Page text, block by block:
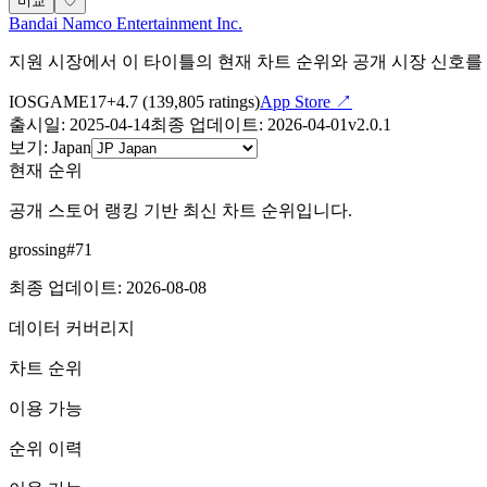
Bandai Namco Entertainment Inc.
지원 시장에서 이 타이틀의 현재 차트 순위와 공개 시장 신호를
IOSGAME17+4.7 (139,805 ratings)App Store ↗
출시일: 2025-04-14최종 업데이트: 2026-04-01v2.0.1
보기 : Japan
현재 순위
공개 스토어 랭킹 기반 최신 차트 순위입니다.
grossing#71
최종 업데이트: 2026-08-08
데이터 커버리지
차트 순위
이용 가능
순위 이력